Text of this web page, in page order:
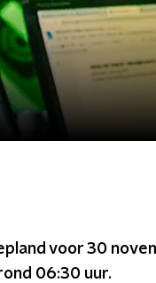
voor 30
06:30 uur.